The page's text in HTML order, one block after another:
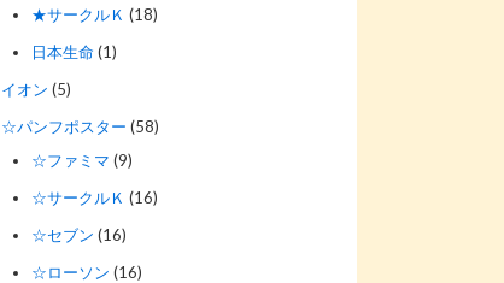
★サークルＫ (18)
日本生命 (1)
イオン (5)
☆パンフポスター (58)
☆ファミマ (9)
☆サークルＫ (16)
☆セブン (16)
☆ローソン (16)